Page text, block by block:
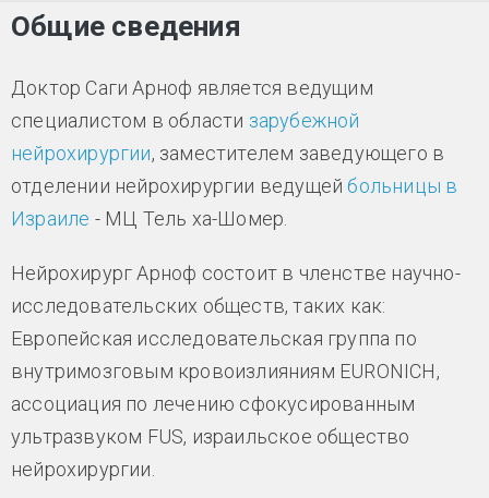
Общие сведения
Доктор Саги Арноф является ведущим
специалистом в области зарубежной
нейрохирургии, заместителем заведующего в
отделении нейрохирургии ведущейбольницы в
Израиле - МЦ Тель ха-Шомер.
Нейрохирург Арноф состоит в членстве научно-
исследовательских обществ, таких как:
Европейская исследовательская группа по
внутримозговым кровоизлияниям EURONICH,
ассоциация по лечению сфокусированным
ультразвуком FUS, израильское общество
нейрохирургии.